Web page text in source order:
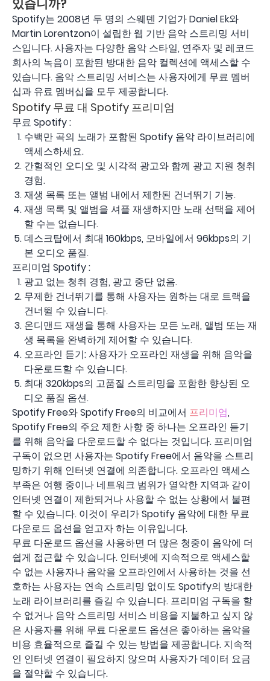
있습니까?
Spotify는 2008년 두 명의 스웨덴 기업가 Daniel Ek와
Martin Lorentzon이 설립한 웹 기반 음악 스트리밍 서비
스입니다. 사용자는 다양한 음악 스타일, 연주자 및 레코드
회사의 녹음이 포함된 방대한 음악 컬렉션에 액세스할 수
있습니다. 음악 스트리밍 서비스는 사용자에게 무료 멤버
십과 유료 멤버십을 모두 제공합니다.
Spotify 무료 대 Spotify 프리미엄
무료 Spotify :
수백만 곡의 노래가 포함된 Spotify 음악 라이브러리에
액세스하세요.
간헐적인 오디오 및 시각적 광고와 함께 광고 지원 청취
경험.
재생 목록 또는 앨범 내에서 제한된 건너뛰기 기능.
재생 목록 및 앨범을 셔플 재생하지만 노래 선택을 제어
할 수는 없습니다.
데스크탑에서 최대 160kbps, 모바일에서 96kbps의 기
본 오디오 품질.
프리미엄 Spotify :
광고 없는 청취 경험, 광고 중단 없음.
무제한 건너뛰기를 통해 사용자는 원하는 대로 트랙을
건너뛸 수 있습니다.
온디맨드 재생을 통해 사용자는 모든 노래, 앨범 또는 재
생 목록을 완벽하게 제어할 수 있습니다.
오프라인 듣기: 사용자가 오프라인 재생을 위해 음악을
다운로드할 수 있습니다.
최대 320kbps의 고품질 스트리밍을 포함한 향상된 오
디오 품질 옵션.
Spotify Free와 Spotify Free의 비교에서 프리미엄,
Spotify Free의 주요 제한 사항 중 하나는 오프라인 듣기
를 위해 음악을 다운로드할 수 없다는 것입니다. 프리미엄
구독이 없으면 사용자는 Spotify Free에서 음악을 스트리
밍하기 위해 인터넷 연결에 의존합니다. 오프라인 액세스
부족은 여행 중이나 네트워크 범위가 열악한 지역과 같이
인터넷 연결이 제한되거나 사용할 수 없는 상황에서 불편
할 수 있습니다. 이것이 우리가 Spotify 음악에 대한 무료
다운로드 옵션을 얻고자 하는 이유입니다.
무료 다운로드 옵션을 사용하면 더 많은 청중이 음악에 더
쉽게 접근할 수 있습니다. 인터넷에 지속적으로 액세스할
수 없는 사용자나 음악을 오프라인에서 사용하는 것을 선
호하는 사용자는 연속 스트리밍 없이도 Spotify의 방대한
노래 라이브러리를 즐길 수 있습니다. 프리미엄 구독을 할
수 없거나 음악 스트리밍 서비스 비용을 지불하고 싶지 않
은 사용자를 위해 무료 다운로드 옵션은 좋아하는 음악을
비용 효율적으로 즐길 수 있는 방법을 제공합니다. 지속적
인 인터넷 연결이 필요하지 않으며 사용자가 데이터 요금
을 절약할 수 있습니다.